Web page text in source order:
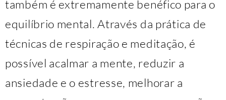
também é extremamente benéfico para o
equilíbrio mental. Através da prática de
técnicas de respiração e meditação, é
possível acalmar a mente, reduzir a
ansiedade e o estresse, melhorar a